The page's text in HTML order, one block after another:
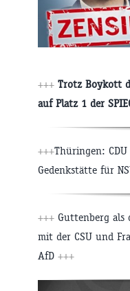
+++ Trotz Boykott
auf Platz 1 der
+++Thüringen:
Gedenkstätte für
+++ Guttenberg als
mit der CSU und
AfD +++